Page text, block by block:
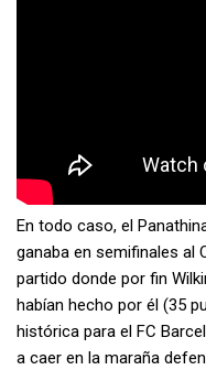
En todo caso, el
ganaba en semifinales al
partido donde por fin
habían hecho por él (35
histórica para el FC
a caer en la maraña